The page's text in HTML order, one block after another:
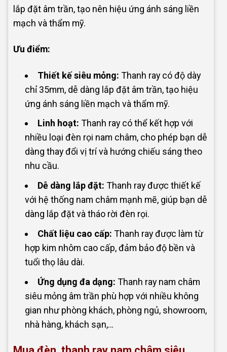
lắp đặt âm trần, tạo nên hiệu ứng ánh sáng liền
mạch và thẩm mỹ.
Ưu điểm:
Thiết kế siêu mỏng: Thanh ray có độ dày
chỉ 35mm, dễ dàng lắp đặt âm trần, tạo hiệu
ứng ánh sáng liền mạch và thẩm mỹ.
Linh hoạt: Thanh ray có thể kết hợp với
nhiều loại đèn rọi nam châm, cho phép bạn dễ
dàng thay đổi vị trí và hướng chiếu sáng theo
nhu cầu.
Dễ dàng lắp đặt: Thanh ray được thiết kế
với hệ thống nam châm mạnh mẽ, giúp bạn dễ
dàng lắp đặt và tháo rời đèn rọi.
Chất liệu cao cấp: Thanh ray được làm từ
hợp kim nhôm cao cấp, đảm bảo độ bền và
tuổi thọ lâu dài.
Ứng dụng đa dạng: Thanh ray nam châm
siêu mỏng âm trần phù hợp với nhiều không
gian như phòng khách, phòng ngủ, showroom,
nhà hàng, khách sạn,…